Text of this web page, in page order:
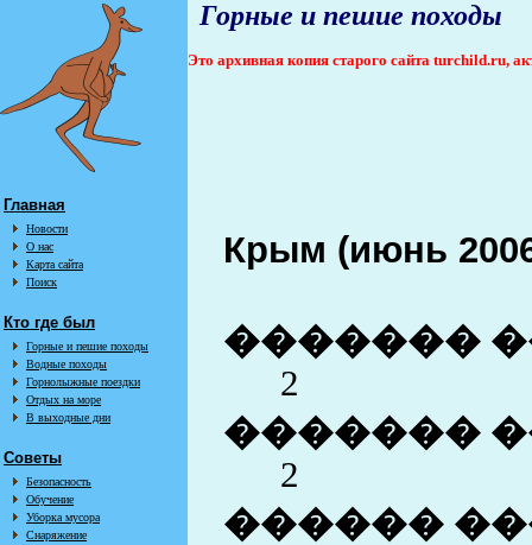
Главная
Новости
О нас
Карта сайта
Поиск
Кто где был
Горные и пешие походы
Водные походы
Горнолыжные поездки
Отдых на море
В выходные дни
Советы
Безопасность
Обучение
Уборка мусора
Снаряжение
Горные и пешие походы
Это архивная копия старого сайта turchild.ru,
Крым (июнь
�������
2
�������
2
������